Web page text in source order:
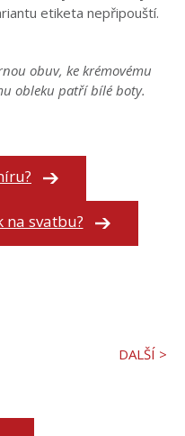
etiketa nepřipouští.
obuv, ke krémovému
obleku patří bílé boty.
na svatbu?
DALŠÍ >